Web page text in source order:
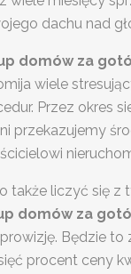
dachu nad
domów za
wiele
Przez okres
przekazujemy
także liczyć się z
domów za
Będzie to
procent ceny